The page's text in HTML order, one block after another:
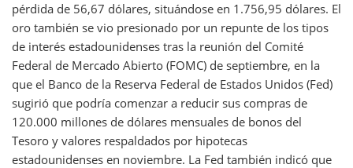
pérdida de 56,67 dólares, situándose en 1.756,95 dólares. El
oro también se vio presionado por un repunte de los tipos
de interés estadounidenses tras la reunión del Comité
Federal de Mercado Abierto (FOMC) de septiembre, en la
que el Banco de la Reserva Federal de Estados Unidos (Fed)
sugirió que podría comenzar a reducir sus compras de
120.000 millones de dólares mensuales de bonos del
Tesoro y valores respaldados por hipotecas
estadounidenses en noviembre. La Fed también indicó que